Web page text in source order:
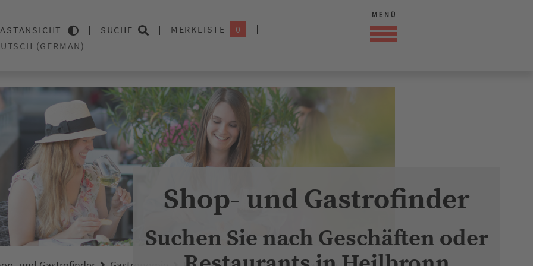
SUCHE MERKLISTE 0
Shop- und Gastrofinder
Suchen Sie nach Geschäften oder